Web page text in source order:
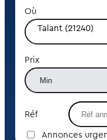
Où
Talant (21240)
Prix
Réf
Annonces